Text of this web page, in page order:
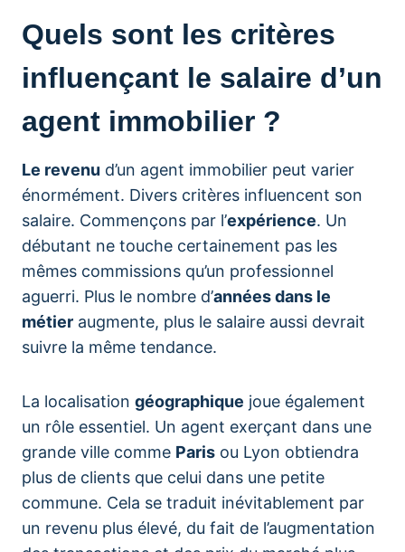
Quels sont les critères
influençant le salaire d’un
agent immobilier ?
Le revenu d’un agent immobilier peut varier
énormément. Divers critères influencent son
salaire. Commençons par l’expérience. Un
débutant ne touche certainement pas les
mêmes commissions qu’un professionnel
aguerri. Plus le nombre d’années dans le
métier augmente, plus le salaire aussi devrait
suivre la même tendance.
La localisation géographique joue également
un rôle essentiel. Un agent exerçant dans une
grande ville comme Paris ou Lyon obtiendra
plus de clients que celui dans une petite
commune. Cela se traduit inévitablement par
un revenu plus élevé, du fait de l’augmentation